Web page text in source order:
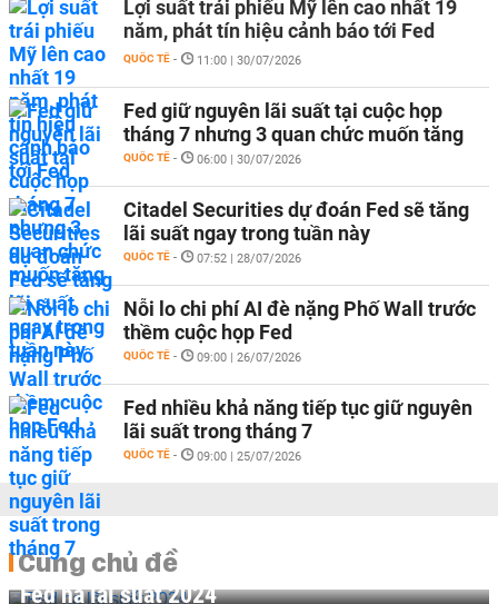
Lợi suất trái phiếu Mỹ lên cao nhất 19
năm, phát tín hiệu cảnh báo tới Fed
QUỐC TẾ - 11:00 | 30/07/2026
Fed giữ nguyên lãi suất tại cuộc họp
tháng 7 nhưng 3 quan chức muốn tăng
QUỐC TẾ - 06:00 | 30/07/2026
Citadel Securities dự đoán Fed sẽ tăng
lãi suất ngay trong tuần này
QUỐC TẾ - 07:52 | 28/07/2026
Nỗi lo chi phí AI đè nặng Phố Wall trước
thềm cuộc họp Fed
QUỐC TẾ - 09:00 | 26/07/2026
Fed nhiều khả năng tiếp tục giữ nguyên
lãi suất trong tháng 7
QUỐC TẾ - 09:00 | 25/07/2026
Cùng chủ đề
Fed hạ lãi suất 2024